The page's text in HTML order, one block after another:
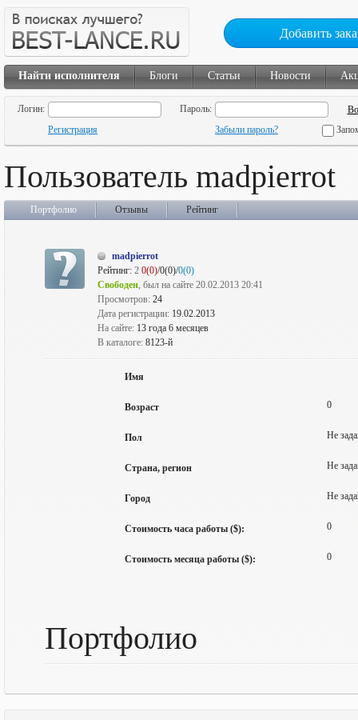
Добавить
Найти исполнителя Блоги Статьи Новости
Логин:
Пароль:
Регистрация
Забыли пароль?
Пользователь madpierrot
Портфолио Отзывы Рейтинг
madpierrot
Рейтинг: 2 0(0)/0(0)/0(0)
Свободен, был на сайте 20.02.2013 20:41
Просмотров: 24
Дата регистрации: 19.02.2013
На сайте: 13 года 6 месяцев
В каталоге: 8123-й
Имя
Возраст 0
Пол Не
Страна, регион Не
Город Не
Стоимость часа работы ($): 0
Стоимость месяца работы ($): 0
Портфолио